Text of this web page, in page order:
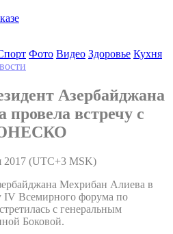
Фото Видео Здоровье Кухня
Азербайджана
встречу с
ЮНЕСКО
2017 (UTC+3 MSK)
Мехрибан Алиева в
IV Всемирного форума по
с генеральным
Боковой.